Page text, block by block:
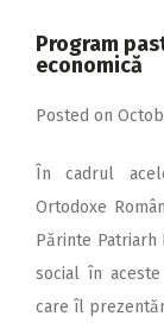
2017
2013
2012
2011
Program
economică
Posted on
În cadrul
Ortodoxe
Părinte Patriarh
social în
care îl